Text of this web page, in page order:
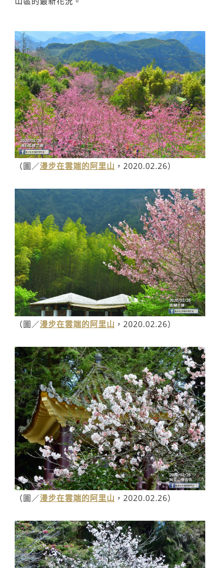
（圖／漫步在雲端的阿里山 ，2020.02.26）
（圖／漫步在雲端的阿里山 ，2020.02.26）
（圖／漫步在雲端的阿里山 ，2020.02.26）